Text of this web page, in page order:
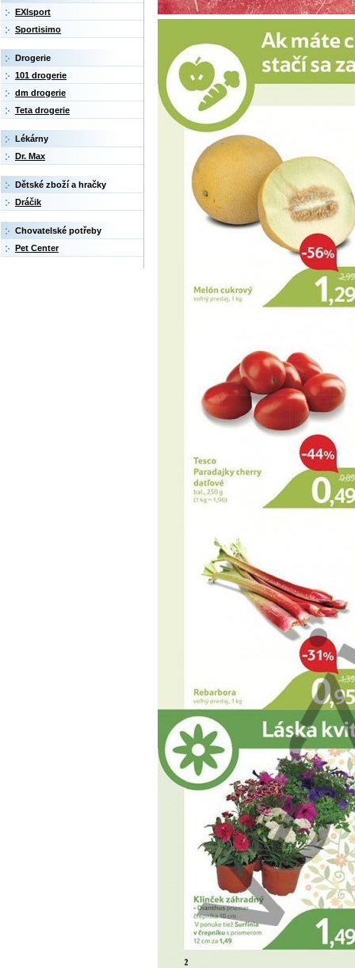
EXIsport
Sportisimo
Drogerie
101 drogerie
dm drogerie
Teta drogerie
Lékárny
Dr. Max
Dětské zboží a hračky
Dráčik
Chovatelské potřeby
Pet Center